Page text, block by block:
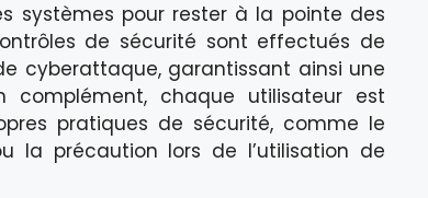
systèmes pour rester à la pointe des
de sécurité sont effectués de
cyberattaque, garantissant ainsi une
complément, chaque utilisateur est
pratiques de sécurité, comme le
la précaution lors de l’utilisation de